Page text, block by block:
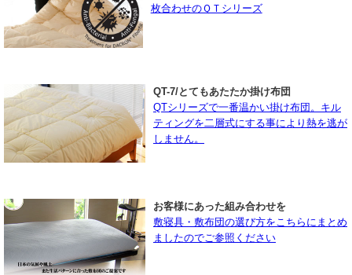
枚合わせのＱＴシリーズ
QT-7/とてもあたたか掛け布団
QTシリーズで一番温かい掛け布団。キル
ティングを二層式にする事により熱を逃が
しません。
お客様にあった組み合わせを
敷寝具・敷布団の選び方をこちらにまとめ
ましたのでご参照ください